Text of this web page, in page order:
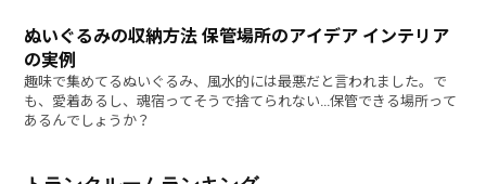
キャンプに行きたくない妻 道具を捨てられる
趣味のアウトドア用品がとにかくかさばる！処分してよ！捨ててっ！
妻の非情な声。私にはささやかな趣味を楽しむ自由さえ無いのか。大
げんかの末…。